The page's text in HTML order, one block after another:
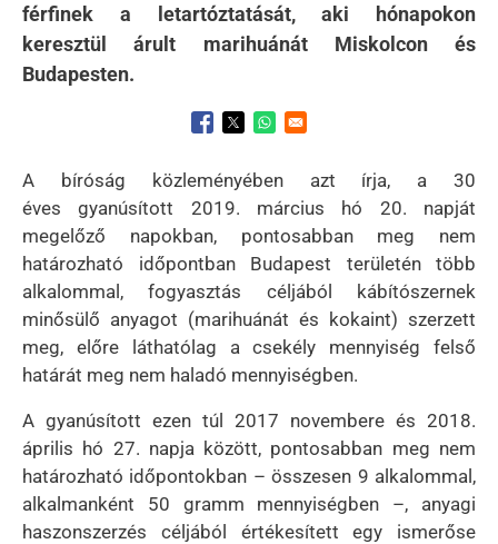
férfinek a letartóztatását, aki hónapokon
keresztül árult marihuánát Miskolcon és
Budapesten.
Opens in a new window
Opens in a new window
Opens in a new window
A bíróság közleményében azt írja, a 30
éves gyanúsított 2019. március hó 20. napját
megelőző napokban, pontosabban meg nem
határozható időpontban Budapest területén több
alkalommal, fogyasztás céljából kábítószernek
minősülő anyagot (marihuánát és kokaint) szerzett
meg, előre láthatólag a csekély mennyiség felső
határát meg nem haladó mennyiségben.
A gyanúsított ezen túl 2017 novembere és 2018.
április hó 27. napja között, pontosabban meg nem
határozható időpontokban – összesen 9 alkalommal,
alkalmanként 50 gramm mennyiségben –, anyagi
haszonszerzés céljából értékesített egy ismerőse